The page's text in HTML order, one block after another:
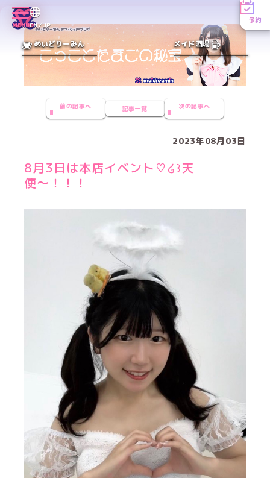
MENUEN／JP
予約
めいどりーみん メイド酒場
前の記事へ 記事一覧 次の記事へ
2023年08月03日
8月3日は本店イベント♡໒꒱天
使〜！！！